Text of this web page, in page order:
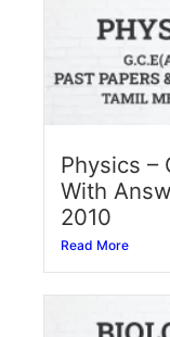
Physics –
With
2010
Read More